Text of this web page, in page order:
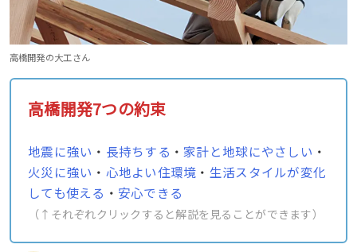
高橋開発の大工さん
高橋開発7つの約束
地震に強い ・ 長持ちする ・ 家計と地球にやさしい ・
火災に強い ・ 心地よい住環境 ・ 生活スタイルが変化
しても使える ・ 安心できる
（↑それぞれクリックすると解説を見ることができます）